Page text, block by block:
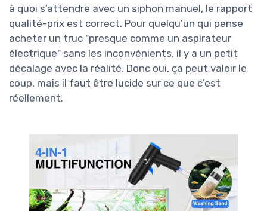
à quoi s’attendre avec un siphon manuel, le rapport
qualité-prix est correct. Pour quelqu’un qui pense
acheter un truc "presque comme un aspirateur
électrique" sans les inconvénients, il y a un petit
décalage avec la réalité. Donc oui, ça peut valoir le
coup, mais il faut être lucide sur ce que c’est
réellement.